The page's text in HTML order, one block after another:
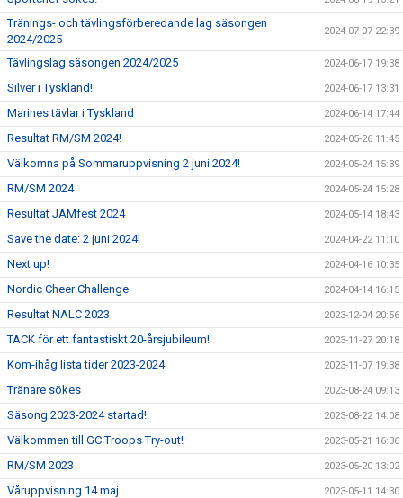
Tränings- och tävlingsförberedande lag säsongen
2024/2025
2024-07-07 22:39
Tävlingslag säsongen 2024/2025 2024-06-17 19:38
Silver i Tyskland! 2024-06-17 13:31
Marines tävlar i Tyskland 2024-06-14 17:44
Resultat RM/SM 2024! 2024-05-26 11:45
Välkomna på Sommaruppvisning 2 juni 2024! 2024-05-24 15:39
RM/SM 2024 2024-05-24 15:28
Resultat JAMfest 2024 2024-05-14 18:43
Save the date: 2 juni 2024! 2024-04-22 11:10
Next up! 2024-04-16 10:35
Nordic Cheer Challenge 2024-04-14 16:15
Resultat NALC 2023 2023-12-04 20:56
TACK för ett fantastiskt 20-årsjubileum! 2023-11-27 20:18
Kom-ihåg lista tider 2023-2024 2023-11-07 19:38
Tränare sökes 2023-08-24 09:13
Säsong 2023-2024 startad! 2023-08-22 14:08
Välkommen till GC Troops Try-out! 2023-05-21 16:36
RM/SM 2023 2023-05-20 13:02
Våruppvisning 14 maj 2023-05-11 14:30